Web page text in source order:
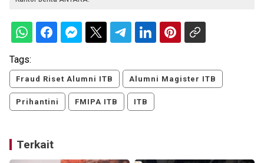
Tags:
Fraud Riset Alumni ITB Alumni Magister ITB
Prihantini FMIPA ITB ITB
Terkait